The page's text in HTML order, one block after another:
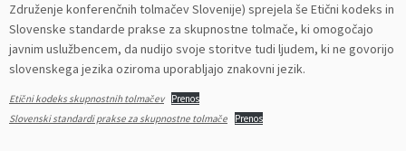
Združenje konferenčnih tolmačev Slovenije) sprejela še Etični kodeks in
Slovenske standarde prakse za skupnostne tolmače, ki omogočajo
javnim uslužbencem, da nudijo svoje storitve tudi ljudem, ki ne govorijo
slovenskega jezika oziroma uporabljajo znakovni jezik.
Etični kodeks skupnostnih tolmačev
Prenos
Slovenski standardi prakse za skupnostne tolmače
Prenos